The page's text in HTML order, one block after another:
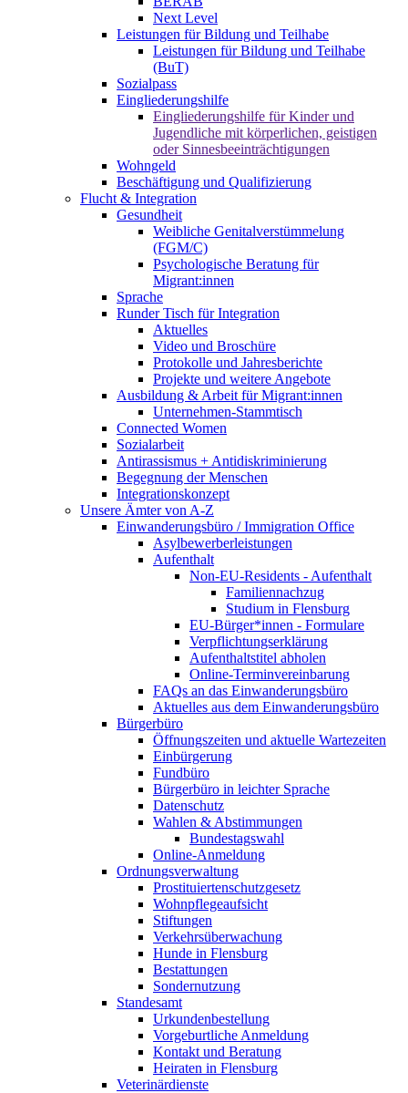
Next Level
Leistungen für Bildung und Teilhabe
Leistungen für Bildung und Teilhabe
(BuT)
Sozialpass
Eingliederungshilfe
Eingliederungshilfe für Kinder und
Jugendliche mit körperlichen, geistigen
oder Sinnesbeeinträchtigungen
Wohngeld
Beschäftigung und Qualifizierung
Flucht & Integration
Gesundheit
Weibliche Genitalverstümmelung
(FGM/C)
Psychologische Beratung für
Migrant:innen
Sprache
Runder Tisch für Integration
Aktuelles
Video und Broschüre
Protokolle und Jahresberichte
Projekte und weitere Angebote
Ausbildung & Arbeit für Migrant:innen
Unternehmen-Stammtisch
Connected Women
Sozialarbeit
Antirassismus + Antidiskriminierung
Begegnung der Menschen
Integrationskonzept
Unsere Ämter von A-Z
Einwanderungsbüro / Immigration Office
Asylbewerberleistungen
Aufenthalt
Non-EU-Residents - Aufenthalt
Familiennachzug
Studium in Flensburg
EU-Bürger*innen - Formulare
Verpflichtungserklärung
Aufenthaltstitel abholen
Online-Terminvereinbarung
FAQs an das Einwanderungsbüro
Aktuelles aus dem Einwanderungsbüro
Bürgerbüro
Öffnungszeiten und aktuelle Wartezeiten
Einbürgerung
Fundbüro
Bürgerbüro in leichter Sprache
Datenschutz
Wahlen & Abstimmungen
Bundestagswahl
Online-Anmeldung
Ordnungsverwaltung
Prostituiertenschutzgesetz
Wohnpflegeaufsicht
Stiftungen
Verkehrsüberwachung
Hunde in Flensburg
Bestattungen
Sondernutzung
Standesamt
Urkundenbestellung
Vorgeburtliche Anmeldung
Kontakt und Beratung
Heiraten in Flensburg
Veterinärdienste